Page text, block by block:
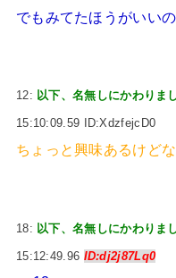
でもみてたほうがいい
12: 以下、名無しにかわりま
15:10:09.59 ID:XdzfejcD0
ちょっと興味あるけど
18: 以下、名無しにかわりま
15:12:49.96 ID:dj2j87Lq0